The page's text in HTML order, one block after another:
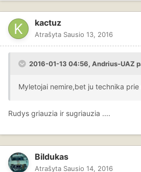
kactuz
Atrašyta Sausio 13, 2016
2016-01-13 04:56, Andrius-UAZ
Myletojai nemire,bet ju technika
Rudys griauzia ir sugriauzia ....
Bildukas
Atrašyta Sausio 14, 2016